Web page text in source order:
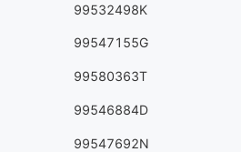
99532498K
99547155G
99580363T
99546884D
99547692N